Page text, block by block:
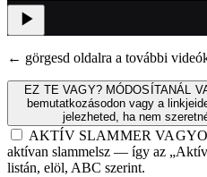
← görgesd oldalra a további
EZ TE VAGY? MÓDOSÍTANÁL
bemutatkozásodon vagy a
jelezheted, ha nem
AKTÍV SLAMMER
aktívan slammelsz — így az
listán, elöl, ABC szerint.